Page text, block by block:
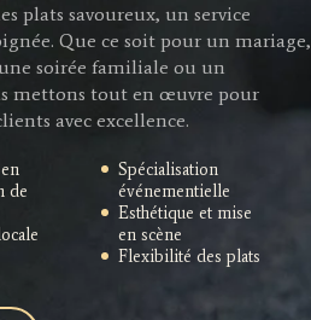
plats savoureux, un service
Que ce soit pour un mariage,
soirée familiale ou un
mettons tout en œuvre pour
avec excellence.
de
Spécialisation
événementielle
Esthétique et mise
en scène
Flexibilité des plats